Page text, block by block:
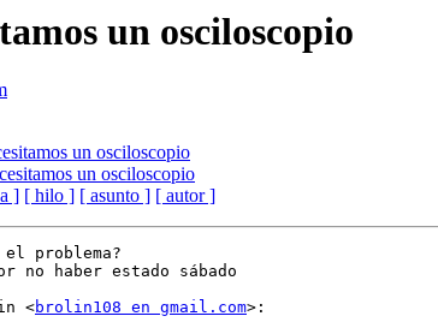
un osciloscopio
un osciloscopio
un osciloscopio
] [ hilo ] [ asunto ] [ autor ]
problema?
no haber estado sábado
<brolin108 en gmail.com>: